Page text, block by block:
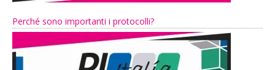
Perché sono importanti i protocolli?